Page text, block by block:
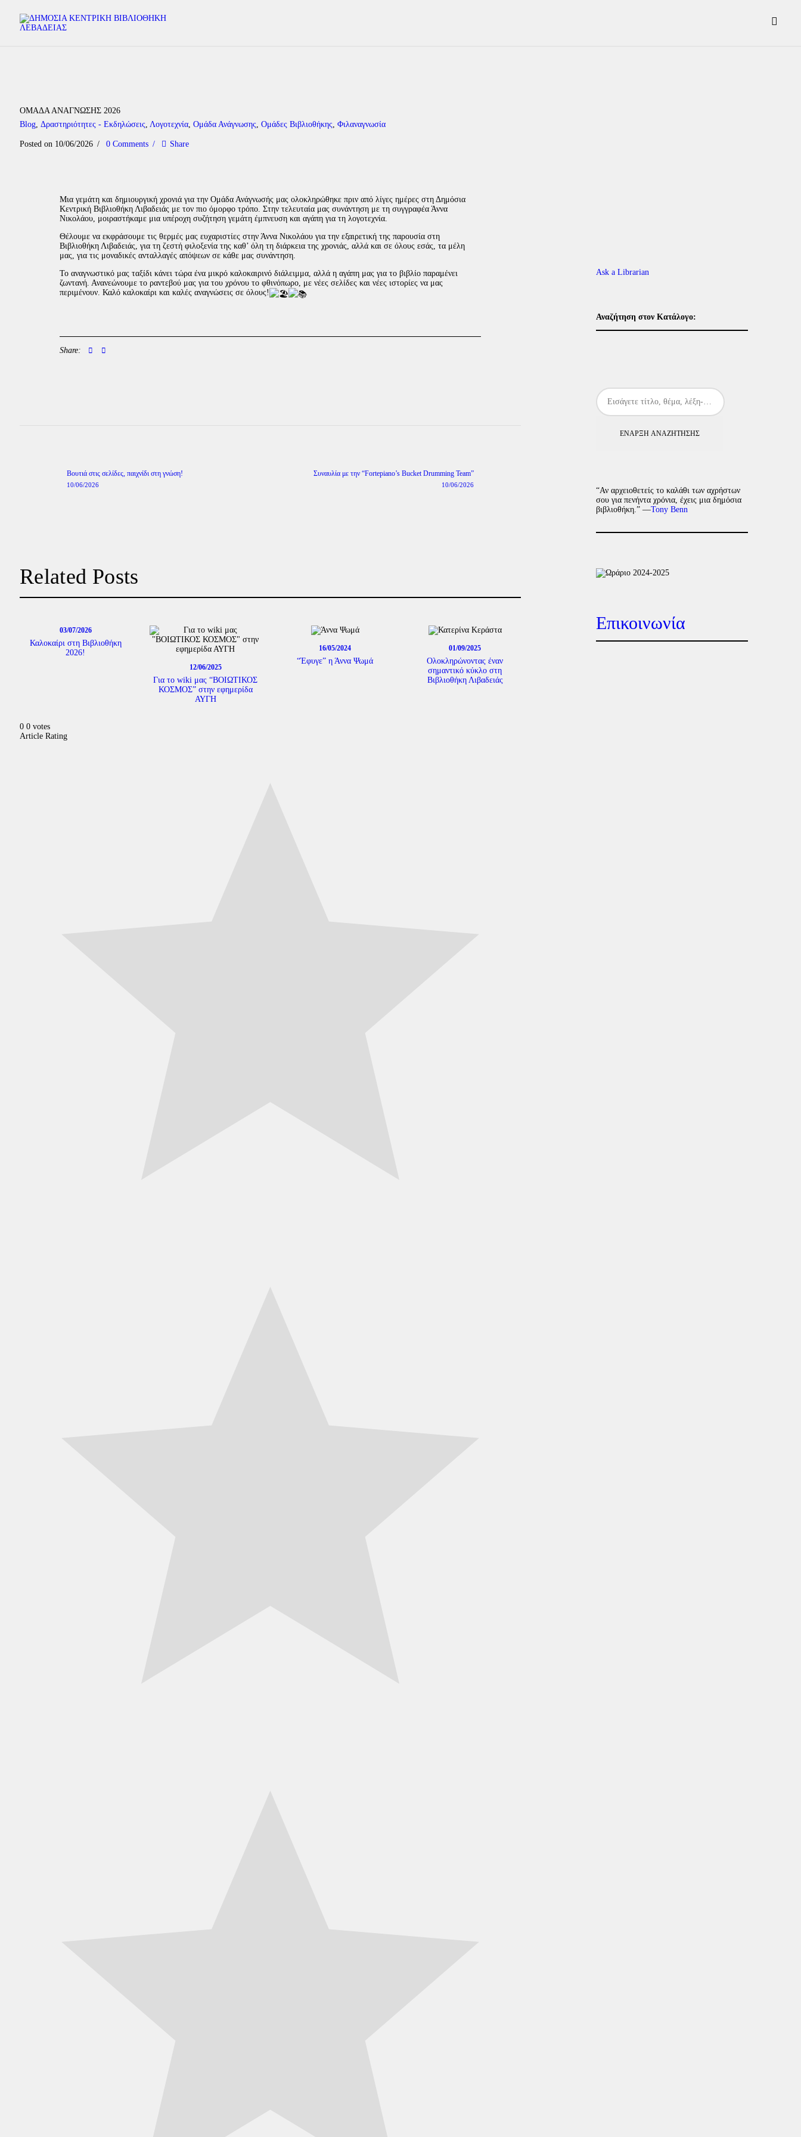
ΟΜΑΔΑ ΑΝΑΓΝΩΣΗΣ 2026
Blog, Δραστηριότητες - Εκδηλώσεις, Λογοτεχνία, Ομάδα Ανάγνωσης, Ομάδες Βιβλιοθήκης, Φιλαναγνωσία
Posted on 10/06/2026 0 Comments Share
Μια γεμάτη και δημιουργική χρονιά για την Ομάδα Ανάγνωσής μας ολοκληρώθηκε πριν από λίγες ημέρες στη Δημόσια
Κεντρική Βιβλιοθήκη Λιβαδειάς με τον πιο όμορφο τρόπο. Στην τελευταία μας συνάντηση με τη συγγραφέα Άννα
Νικολάου, μοιραστήκαμε μια υπέροχη συζήτηση γεμάτη έμπνευση και αγάπη για τη λογοτεχνία.
Θέλουμε να εκφράσουμε τις θερμές μας ευχαριστίες στην Άννα Νικολάου για την εξαιρετική της παρουσία στη
Βιβλιοθήκη Λιβαδειάς, για τη ζεστή φιλοξενία της καθ’ όλη τη διάρκεια της χρονιάς, αλλά και σε όλους εσάς, τα μέλη
μας, για τις μοναδικές ανταλλαγές απόψεων σε κάθε μας συνάντηση.
Το αναγνωστικό μας ταξίδι κάνει τώρα ένα μικρό καλοκαιρινό διάλειμμα, αλλά η αγάπη μας για το βιβλίο παραμένει
ζωντανή. Ανανεώνουμε το ραντεβού μας για του χρόνου το φθινόπωρο, με νέες σελίδες και νέες ιστορίες να μας
περιμένουν. Καλό καλοκαίρι και καλές αναγνώσεις σε όλους!
Share:
Previous
post:
Βουτιά στις σελίδες, παιχνίδι στη γνώση!
10/06/2026
Συναυλία με την “Fortepiano’s Bucket Drumming Team”
10/06/2026
Related Posts
03/07/2026
Καλοκαίρι στη Βιβλιοθήκη
2026!
12/06/2025
Για το wiki μας “ΒΟΙΩΤΙΚΟΣ
ΚΟΣΜΟΣ” στην εφημερίδα
ΑΥΓΗ
16/05/2024
“Έφυγε” η Άννα Ψωμά
01/09/2025
Ολοκληρώνοντας έναν
σημαντικό κύκλο στη
Βιβλιοθήκη Λιβαδειάς
0 0 votes
Article Rating
Ask a Librarian
Αναζήτηση στον Κατάλογο:
ΈΝΑΡΞΗ ΑΝΑΖΉΤΗΣΗΣ
“Αν αρχειοθετείς το καλάθι των αχρήστων
σου για πενήντα χρόνια, έχεις μια δημόσια
βιβλιοθήκη.” —Tony Benn
Επικοινωνία